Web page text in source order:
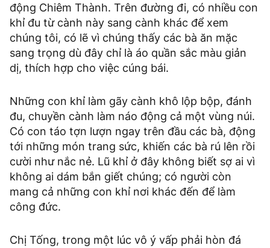
động Chiêm Thành. Trên đường đi, có nhiều con
khỉ đu từ cành này sang cành khác để xem
chúng tôi, có lẽ vì chúng thấy các bà ăn mặc
sang trọng dù đây chỉ là áo quần sắc màu giản
dị, thích hợp cho việc cúng bái.
Những con khỉ làm gãy cành khô lộp bộp, đánh
đu, chuyền cành làm náo động cả một vùng núi.
Có con táo tợn lượn ngay trên đầu các bà, động
tới những món trang sức, khiến các bà rú lên rồi
cười như nắc nẻ. Lũ khỉ ở đây không biết sợ ai vì
không ai dám bắn giết chúng; có người còn
mang cả những con khỉ nơi khác đến để làm
công đức.
Chị Tống, trong một lúc vô ý vấp phải hòn đá